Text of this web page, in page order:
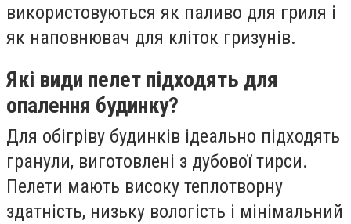
використовуються як паливо для гриля і
як наповнювач для кліток гризунів.
Які види пелет підходять для
опалення будинку?
Для обігріву будинків ідеально підходять
гранули, виготовлені з дубової тирси.
Пелети мають високу теплотворну
здатність, низьку вологість і мінімальний